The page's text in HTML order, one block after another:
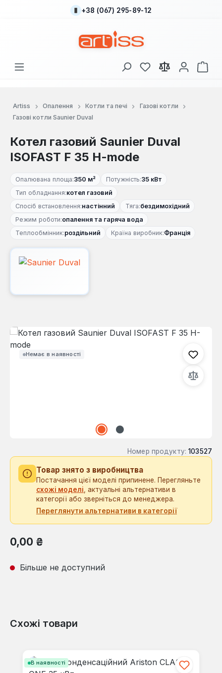
Перейти до основного вмісту
+38 (067) 295-89-12
У вас є 0 у списку
Artiss Опалення Котли та печі
Газові котли
Газові котли Saunier Duval
Котел газовий Saunier Duval
ISOFAST F 35 H-mode
Опалювана площа:350 м² Потужність:35 кВт
Тип обладнання:котел газовий
Спосіб встановлення:настінний Тяга:бездимохідний
Режим роботи:опалення та гаряча вода
Теплообмінник:роздільний Країна виробник:Франція
Немає в наявності
Пропустити галерею зображень
Номер продукту: 103527
Товар знято з виробництва
Постачання цієї моделі припинене. Перегляньте
схожі моделі, актуальні альтернативи в
категорії або зверніться до менеджера.
Переглянути альтернативи в категорії
Звичайна ціна:
0,00 ₴
Більше не доступний
Схожі товари
В наявності